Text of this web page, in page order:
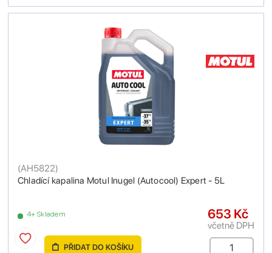
Chladící kapalina Motul Inugel (Autocool) Expert - 5L
(AH5822)
4+ Skladem 653 Kč
včetně DPH
PŘIDAT DO KOŠÍKU